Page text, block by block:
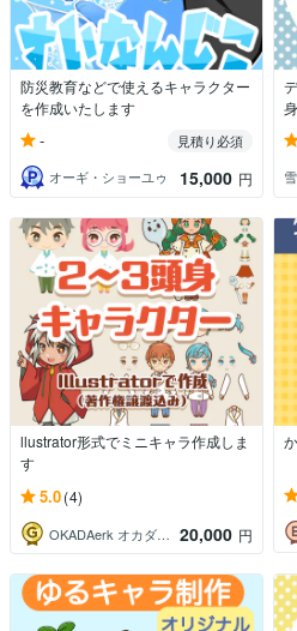
防災教育などで使えるキャラクター
を作成いたします
-
見積り必須
オーギ・ショーユゥ
15,000 円
llustrator形式でミニキャラ作成しま
す
5.0(4)
OKADAerk オカダエリコ 20,000 円